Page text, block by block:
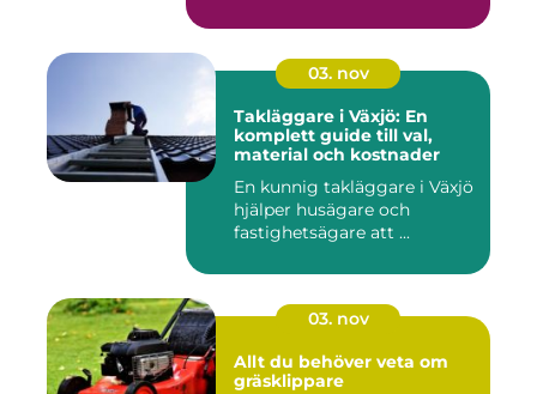
03. nov
Takläggare i Växjö: En
komplett guide till val,
material och kostnader
En kunnig takläggare i Växjö
hjälper husägare och
fastighetsägare att ...
03. nov
Allt du behöver veta om
gräsklippare